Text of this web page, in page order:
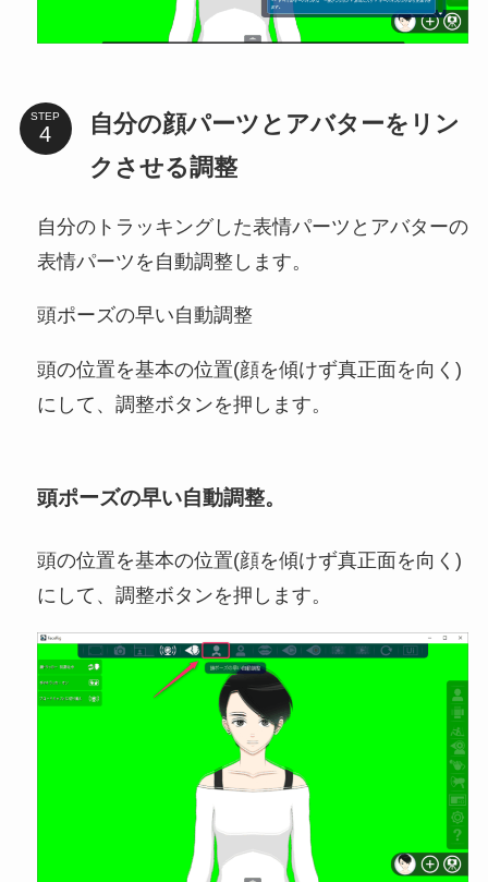
STEP
自分の顔パーツとアバターをリン
クさせる調整
自分のトラッキングした表情パーツとアバターの
表情パーツを自動調整します。
頭ポーズの早い自動調整
頭の位置を基本の位置(顔を傾けず真正面を向く)
にして、調整ボタンを押します。
頭ポーズの早い自動調整。
頭の位置を基本の位置(顔を傾けず真正面を向く)
にして、調整ボタンを押します。